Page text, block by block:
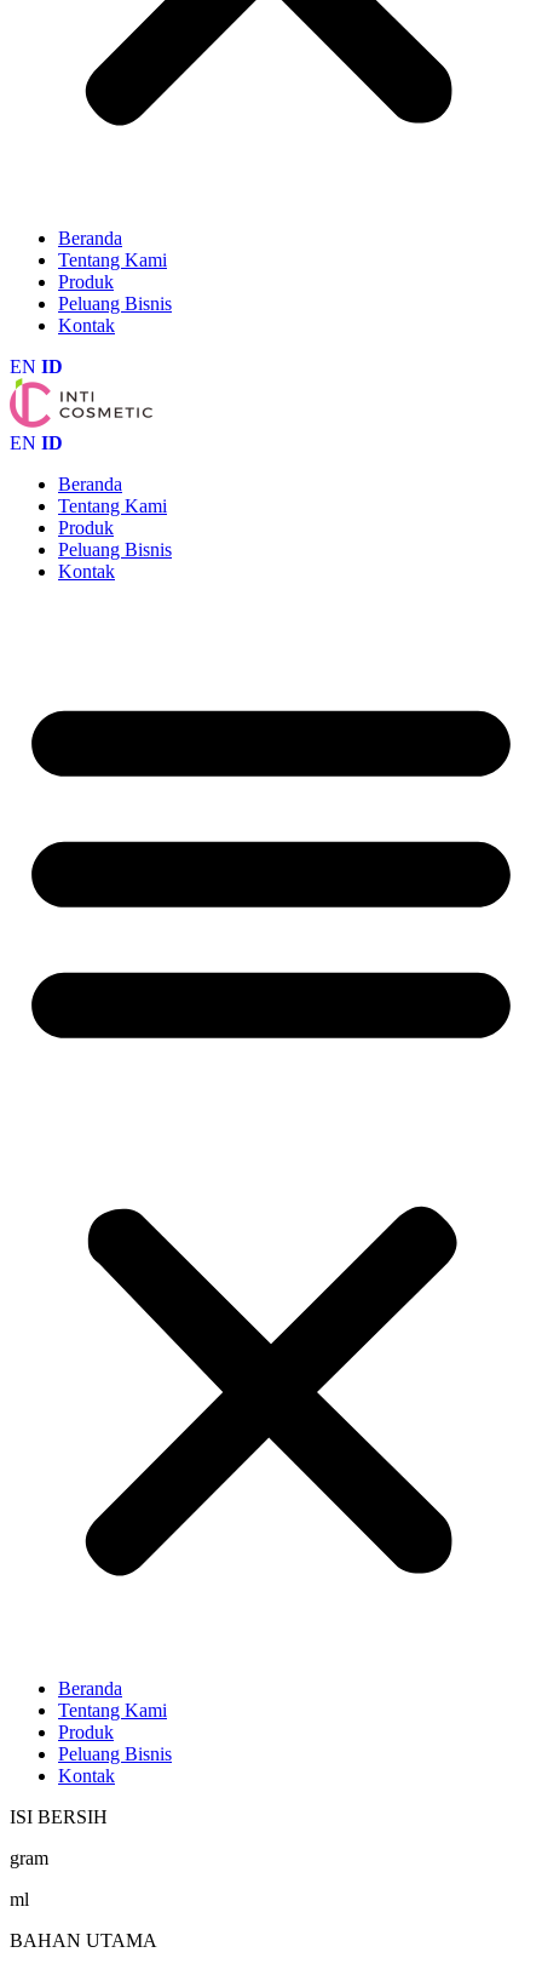
Beranda
Tentang Kami
Produk
Peluang Bisnis
Kontak
EN ID
EN ID
Beranda
Tentang Kami
Produk
Peluang Bisnis
Kontak
Beranda
Tentang Kami
Produk
Peluang Bisnis
Kontak
ISI BERSIH
gram
ml
BAHAN UTAMA